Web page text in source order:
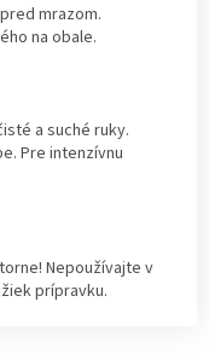
mrazom.
na obale.
a suché ruky.
Pre intenzívnu
Nepoužívajte v
prípravku.